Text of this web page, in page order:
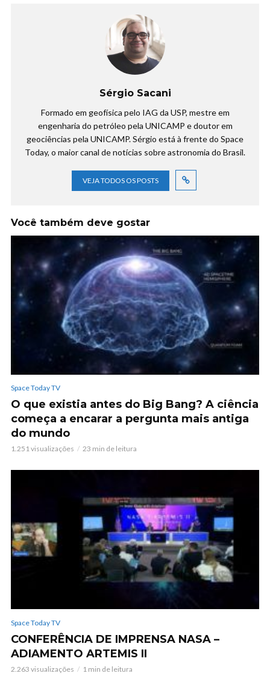
Sérgio Sacani
Formado em geofísica pelo IAG da USP, mestre em
engenharia do petróleo pela UNICAMP e doutor em
geociências pela UNICAMP. Sérgio está à frente do Space
Today, o maior canal de notícias sobre astronomia do Brasil.
VEJA TODOS OS POSTS
Você também deve gostar
Space Today TV
O que existia antes do Big Bang? A ciência
começa a encarar a pergunta mais antiga
do mundo
1.251 visualizações 23 min de leitura
Space Today TV
CONFERÊNCIA DE IMPRENSA NASA –
ADIAMENTO ARTEMIS II
2.263 visualizações 1 min de leitura